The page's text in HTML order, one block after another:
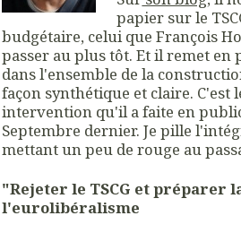
papier sur le
budgétaire, celui que François
passer au plus tôt. Et il remet en
dans l'ensemble de la
façon synthétique et claire. C'est
intervention qu'il a faite en
Septembre dernier. Je pille
mettant un peu de rouge au
"Rejeter le TSCG et préparer
l'eurolibéralisme